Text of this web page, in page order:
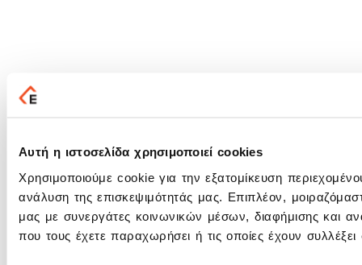
Αυτή η ιστοσελίδα χρησιμοποιεί cookies
Χρησιμοποιούμε cookie για την εξατομίκευση
ανάλυση της επισκεψιμότητάς μας. Επιπλέον,
μας με συνεργάτες κοινωνικών μέσων, διαφήμισης και
που τους έχετε παραχωρήσει ή τις οποίες έχουν